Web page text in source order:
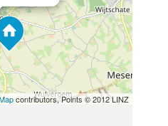
contributors, Points © 2012 LINZ